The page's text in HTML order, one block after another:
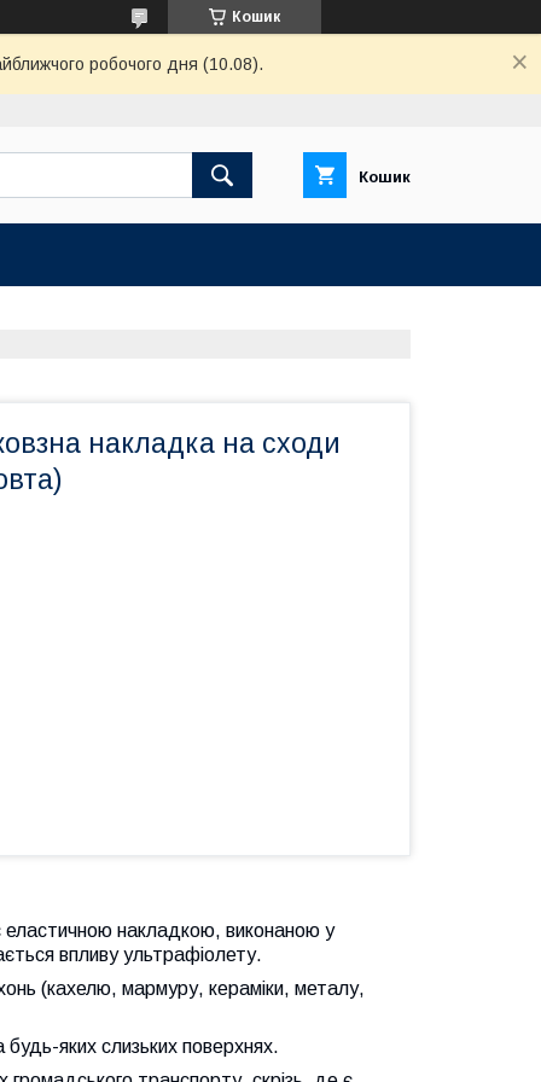
Кошик
робочого дня (10.08).
Кошик
накладка на сходи
накладкою, виконаною у
впливу ультрафіолету.
(кахелю, мармуру, кераміки, металу,
яких слизьких поверхнях.